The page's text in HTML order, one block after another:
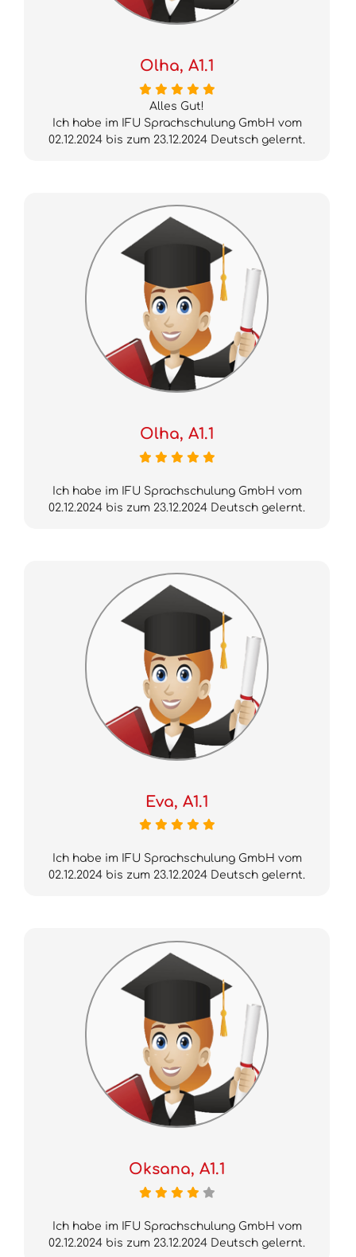
Olha, A1.1
Alles Gut!
Ich habe im IFU Sprachschulung GmbH vom
02.12.2024 bis zum 23.12.2024 Deutsch gelernt.
Olha, A1.1
Ich habe im IFU Sprachschulung GmbH vom
02.12.2024 bis zum 23.12.2024 Deutsch gelernt.
Eva, A1.1
Ich habe im IFU Sprachschulung GmbH vom
02.12.2024 bis zum 23.12.2024 Deutsch gelernt.
Oksana, A1.1
Ich habe im IFU Sprachschulung GmbH vom
02.12.2024 bis zum 23.12.2024 Deutsch gelernt.